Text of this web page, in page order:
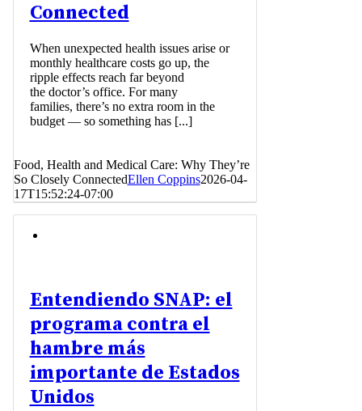
Connected
When unexpected health issues arise or
monthly healthcare costs go up, the
ripple effects reach far beyond
the doctor’s office. For many
families, there’s no extra room in the
budget — so something has [...]
Food, Health and Medical Care: Why They’re
So Closely ConnectedEllen Coppins2026-04-
17T15:52:24-07:00
Entendiendo SNAP: el
programa contra el
hambre más
importante de Estados
Unidos